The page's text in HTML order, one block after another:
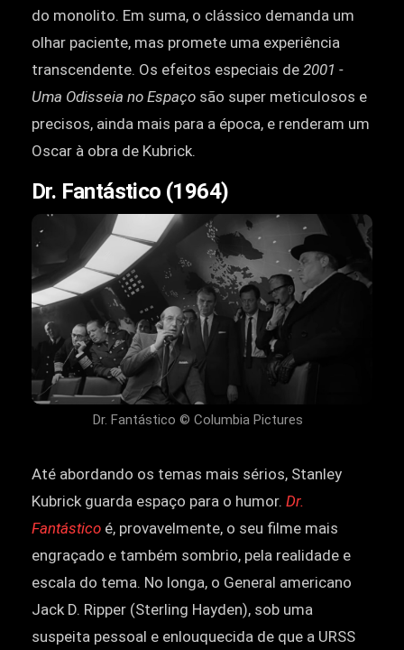
do monolito. Em suma, o clássico demanda um
olhar paciente, mas promete uma experiência
transcendente. Os efeitos especiais de 2001 -
Uma Odisseia no Espaço são super meticulosos e
precisos, ainda mais para a época, e renderam um
Oscar à obra de Kubrick.
Dr. Fantástico (1964)
Dr. Fantástico © Columbia Pictures
Até abordando os temas mais sérios, Stanley
Kubrick guarda espaço para o humor. Dr.
Fantástico é, provavelmente, o seu filme mais
engraçado e também sombrio, pela realidade e
escala do tema. No longa, o General americano
Jack D. Ripper (Sterling Hayden), sob uma
suspeita pessoal e enlouquecida de que a URSS